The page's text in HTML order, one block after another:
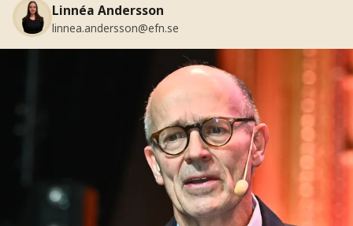
Linnéa Andersson
linnea.andersson@efn.se